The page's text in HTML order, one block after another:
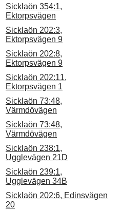
Sicklaön 354:1,
Ektorpsvägen
Sicklaön 202:3,
Ektorpsvägen 9
Sicklaön 202:8,
Ektorpsvägen 9
Sicklaön 202:11,
Ektorpsvägen 1
Sicklaön 73:48,
Värmdövägen
Sicklaön 73:48,
Värmdövägen
Sicklaön 238:1,
Ugglevägen 21D
Sicklaön 239:1,
Ugglevägen 34B
Sicklaön 202:6, Edinsvägen
20